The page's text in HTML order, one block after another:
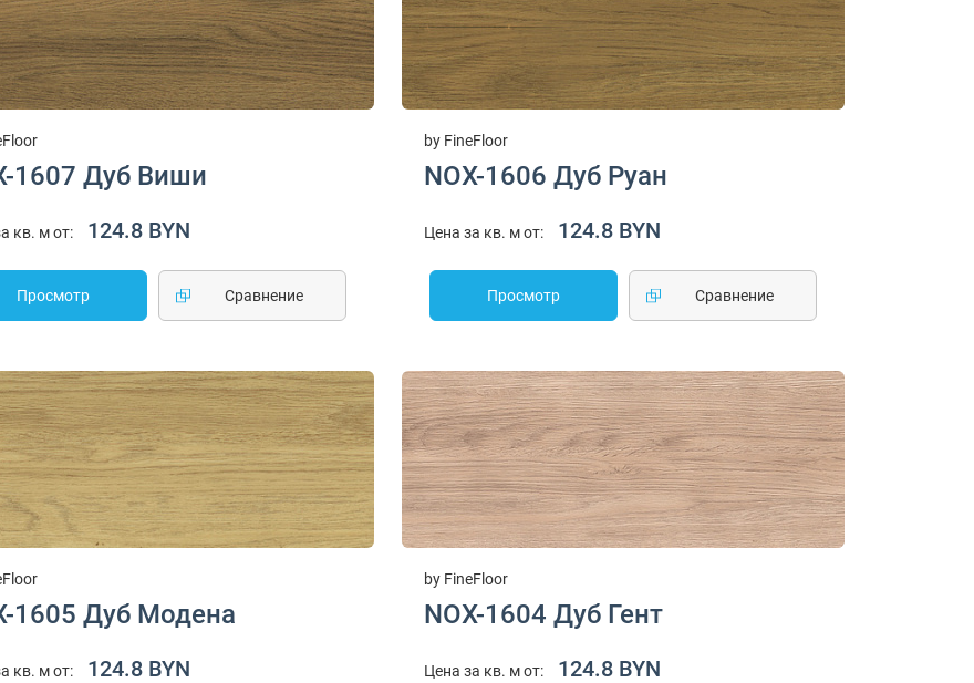
1607 Дуб Виши
кв. м от: 124.8 BYN
Просмотр Cравнение
by FineFloor
NOX-1606 Дуб Руан
Цена за кв. м от: 124.8 BYN
Просмотр Cравнение
1605 Дуб Модена
кв. м от: 124.8 BYN
by FineFloor
NOX-1604 Дуб Гент
Цена за кв. м от: 124.8 BYN